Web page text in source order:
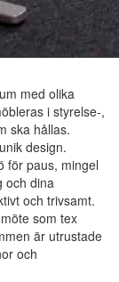
med olika
i styrelse-,
ska hållas.
design.
för paus, mingel
och dina
och trivsamt.
som tex
är utrustade
och